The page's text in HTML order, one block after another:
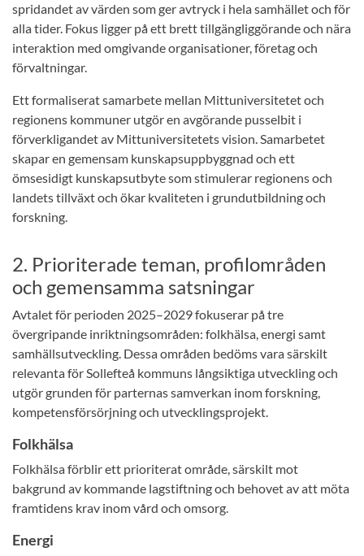
spridandet av värden som ger avtryck i hela samhället och för
alla tider. Fokus ligger på ett brett tillgängliggörande och nära
interaktion med omgivande organisationer, företag och
förvaltningar.
Ett formaliserat samarbete mellan Mittuniversitetet och
regionens kommuner utgör en avgörande pusselbit i
förverkligandet av Mittuniversitetets vision. Samarbetet
skapar en gemensam kunskapsuppbyggnad och ett
ömsesidigt kunskapsutbyte som stimulerar regionens och
landets tillväxt och ökar kvaliteten i grundutbildning och
forskning.
2. Prioriterade teman, profilområden
och gemensamma satsningar
Avtalet för perioden 2025–2029 fokuserar på tre
övergripande inriktningsområden: folkhälsa, energi samt
samhällsutveckling. Dessa områden bedöms vara särskilt
relevanta för Sollefteå kommuns långsiktiga utveckling och
utgör grunden för parternas samverkan inom forskning,
kompetensförsörjning och utvecklingsprojekt.
Folkhälsa
Folkhälsa förblir ett prioriterat område, särskilt mot
bakgrund av kommande lagstiftning och behovet av att möta
framtidens krav inom vård och omsorg.
Energi